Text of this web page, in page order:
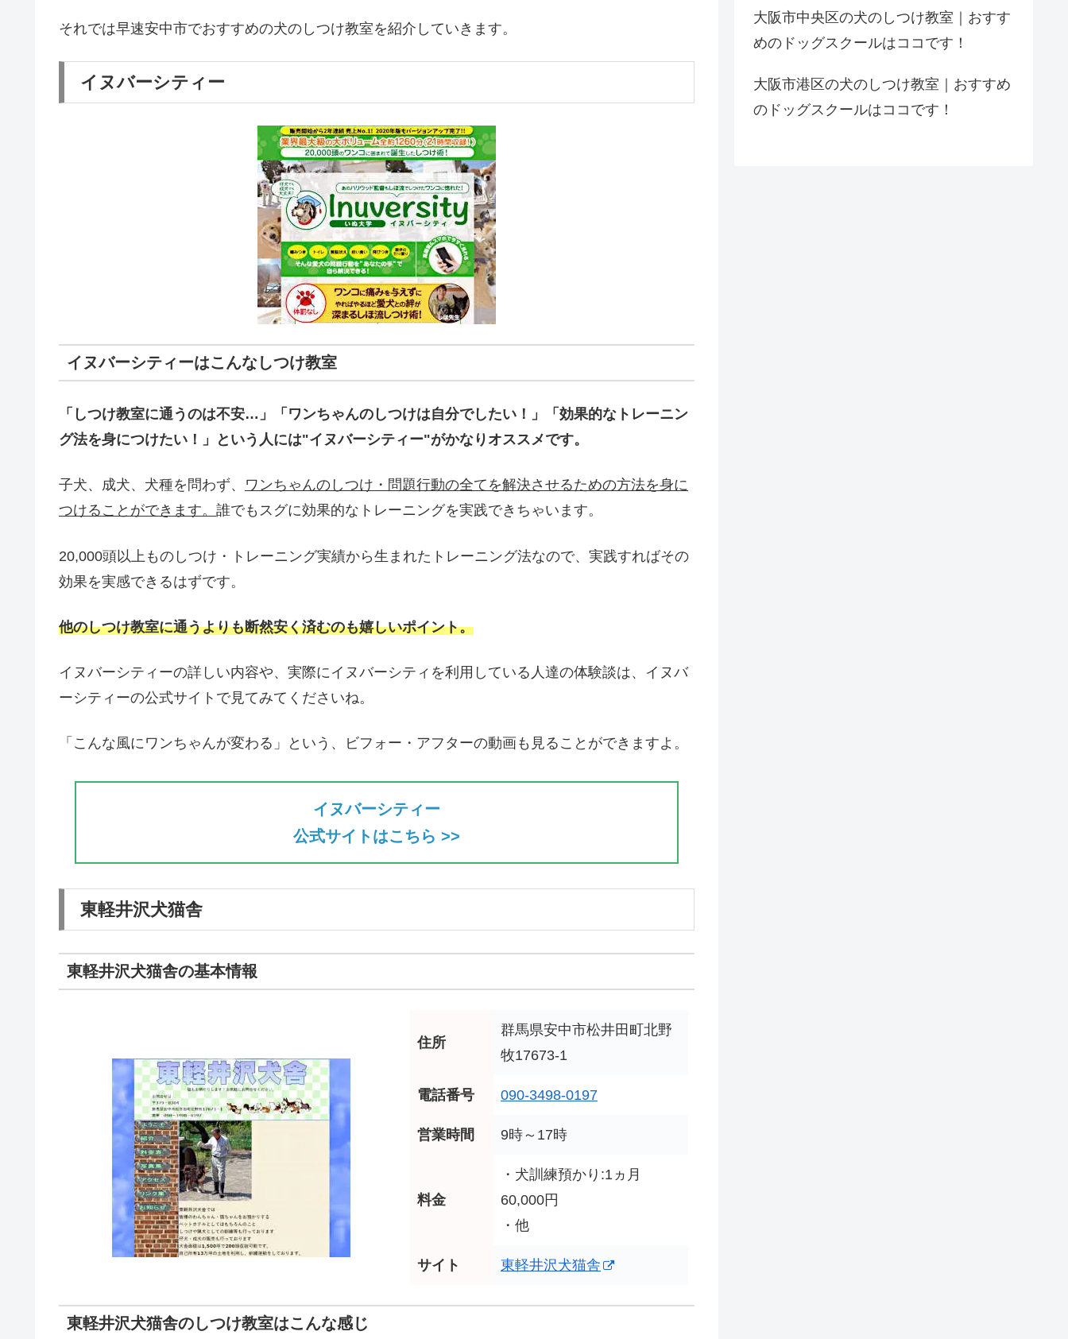
それでは早速安中市でおすすめの犬のしつけ教室を紹介していきます。
イヌバーシティー
イヌバーシティーはこんなしつけ教室
「しつけ教室に通うのは不安…」「ワンちゃんのしつけは自分でしたい！」「効果的なトレーニン
グ法を身につけたい！」という人には"イヌバーシティー"がかなりオススメです。
子犬、成犬、犬種を問わず、 ワンちゃんのしつけ・問題行動の全てを解決させるための方法を身に
つけることができます。 誰でもスグに効果的なトレーニングを実践できちゃいます。
20,000頭以上ものしつけ・トレーニング実績から生まれたトレーニング法なので、実践すればその
効果を実感できるはずです。
他のしつけ教室に通うよりも断然安く済むのも嬉しいポイント。
イヌバーシティーの詳しい内容や、実際にイヌバーシティを利用している人達の体験談は、イヌバ
ーシティーの公式サイトで見てみてくださいね。
「こんな風にワンちゃんが変わる」という、ビフォー・アフターの動画も見ることができますよ。
イヌバーシティー
公式サイトはこちら >>
東軽井沢犬猫舎
東軽井沢犬猫舎の基本情報
住所
群馬県安中市松井田町北野
牧17673-1
電話番号 090-3498-0197
営業時間 9時～17時
料金
・犬訓練預かり:1ヵ月
60,000円
・他
サイト 東軽井沢犬猫舎
東軽井沢犬猫舎のしつけ教室はこんな感じ
大阪市中央区の犬のしつけ教室｜おすす
めのドッグスクールはココです！
大阪市港区の犬のしつけ教室｜おすすめ
のドッグスクールはココです！